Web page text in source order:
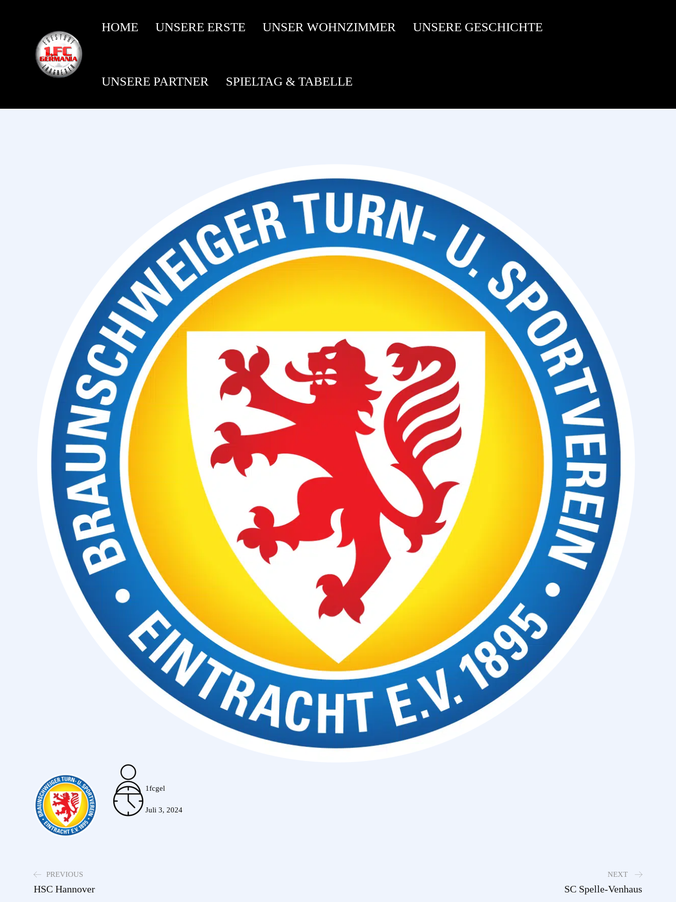
HOME UNSERE ERSTE UNSER WOHNZIMMER UNSERE GESCHICHTE
UNSERE PARTNER SPIELTAG & TABELLE
1fcgel
Juli 3, 2024
PREVIOUS
HSC Hannover
NEXT
SC Spelle-Venhaus